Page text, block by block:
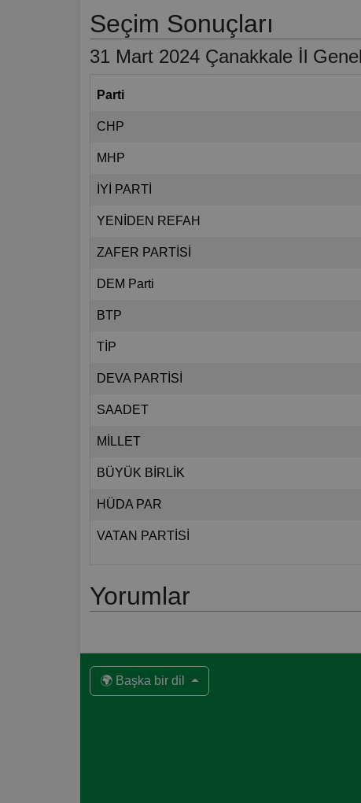
Seçim Sonuçları
31 Mart 2024 Çanakkale İl
Parti
CHP
MHP
İYİ PARTİ
YENİDEN REFAH
ZAFER PARTİSİ
DEM Parti
BTP
TİP
DEVA PARTİSİ
SAADET
MİLLET
BÜYÜK BİRLİK
HÜDA PAR
VATAN PARTİSİ
Yorumlar
🌍 Başka bir dil